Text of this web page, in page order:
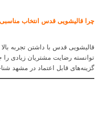
چرا قالیشویی قدس انتخاب
قالیشویی قدس با داشتن تجربه
توانسته رضایت مشتریان زیادی را
گزینه‌های قابل اعتماد در مشهد